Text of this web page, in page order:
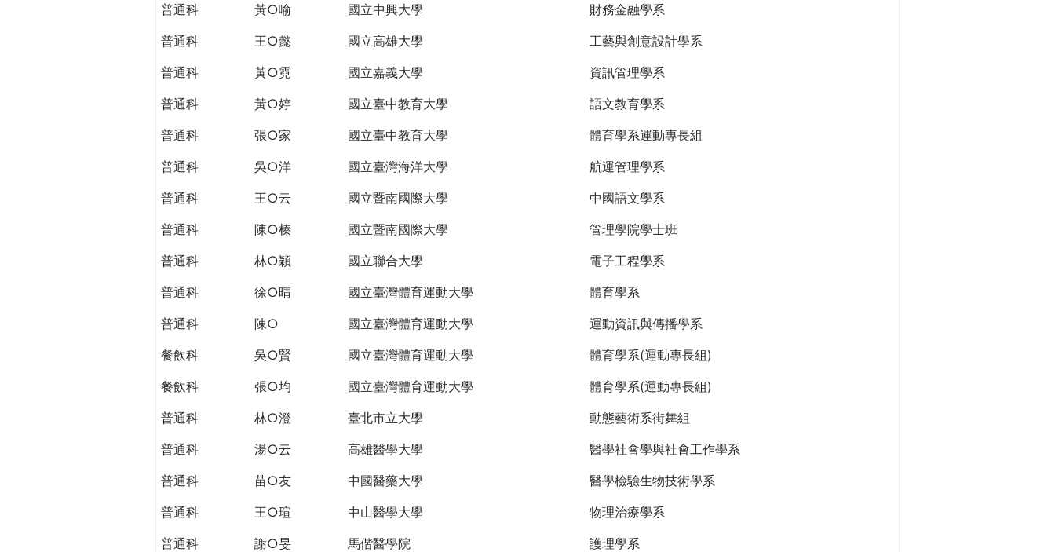
普通科
黃○喻 國立中興大學
財務金融學系
普通科
王○懿 國立高雄大學
工藝與創意設計學系
普通科
黃○霓 國立嘉義大學
資訊管理學系
普通科
黃○婷 國立臺中教育大學
語文教育學系
普通科
張○家 國立臺中教育大學
體育學系運動專長組
普通科
吳○洋 國立臺灣海洋大學
航運管理學系
普通科
王○云 國立暨南國際大學
中國語文學系
普通科
陳○榛 國立暨南國際大學
管理學院學士班
普通科
林○穎 國立聯合大學
電子工程學系
普通科
徐○晴 國立臺灣體育運動大學
體育學系
普通科
陳○ 國立臺灣體育運動大學
運動資訊與傳播學系
餐飲科
吳○賢 國立臺灣體育運動大學
體育學系(運動專長組)
餐飲科
張○均 國立臺灣體育運動大學
體育學系(運動專長組)
普通科
林○澄 臺北市立大學
動態藝術系街舞組
普通科
湯○云 高雄醫學大學
醫學社會學與社會工作學系
普通科
苗○友 中國醫藥大學
醫學檢驗生物技術學系
普通科
王○瑄 中山醫學大學
物理治療學系
普通科
謝○旻 馬偕醫學院
護理學系